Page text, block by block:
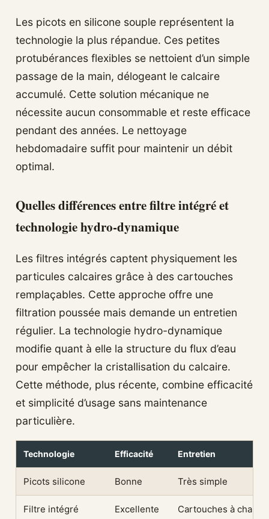
Les picots en silicone souple représentent la
technologie la plus répandue. Ces petites
protubérances flexibles se nettoient d’un simple
passage de la main, délogeant le calcaire
accumulé. Cette solution mécanique ne
nécessite aucun consommable et reste efficace
pendant des années. Le nettoyage
hebdomadaire suffit pour maintenir un débit
optimal.
Quelles différences entre filtre intégré et
technologie hydro-dynamique
Les filtres intégrés captent physiquement les
particules calcaires grâce à des cartouches
remplaçables. Cette approche offre une
filtration poussée mais demande un entretien
régulier. La technologie hydro-dynamique
modifie quant à elle la structure du flux d’eau
pour empêcher la cristallisation du calcaire.
Cette méthode, plus récente, combine efficacité
et simplicité d’usage sans maintenance
particulière.
Technologie Efficacité Entretien
Picots silicone Bonne Très simple
Filtre intégré Excellente Cartouches à